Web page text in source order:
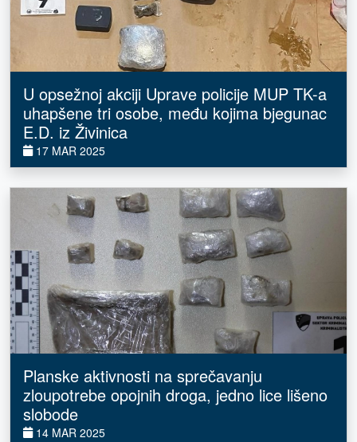
U opsežnoj akciji Uprave policije MUP TK-a
uhapšene tri osobe, među kojima bjegunac
E.D. iz Živinica
17 MAR 2025
Planske aktivnosti na sprečavanju
zloupotrebe opojnih droga, jedno lice lišeno
slobode
14 MAR 2025